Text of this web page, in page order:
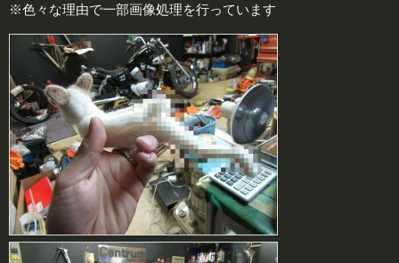
※色々な理由で一部画像処理を行っています